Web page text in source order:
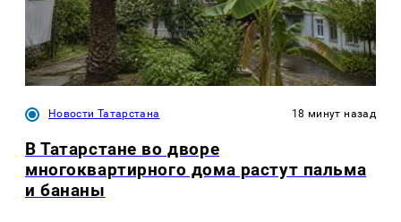
Новости Татарстана 18 минут назад
В Татарстане во дворе
многоквартирного дома растут пальма
и бананы